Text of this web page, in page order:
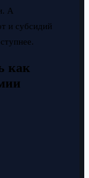
А
и субсидий
как